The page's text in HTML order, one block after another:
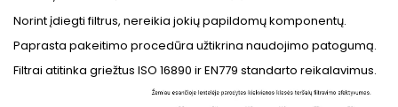
Norint įdiegti filtrus, nereikia jokių papildomų komponentų.
Paprasta pakeitimo procedūra užtikrina naudojimo patogumą.
Filtrai atitinka griežtus ISO 16890 ir EN779 standarto reikalavimus.